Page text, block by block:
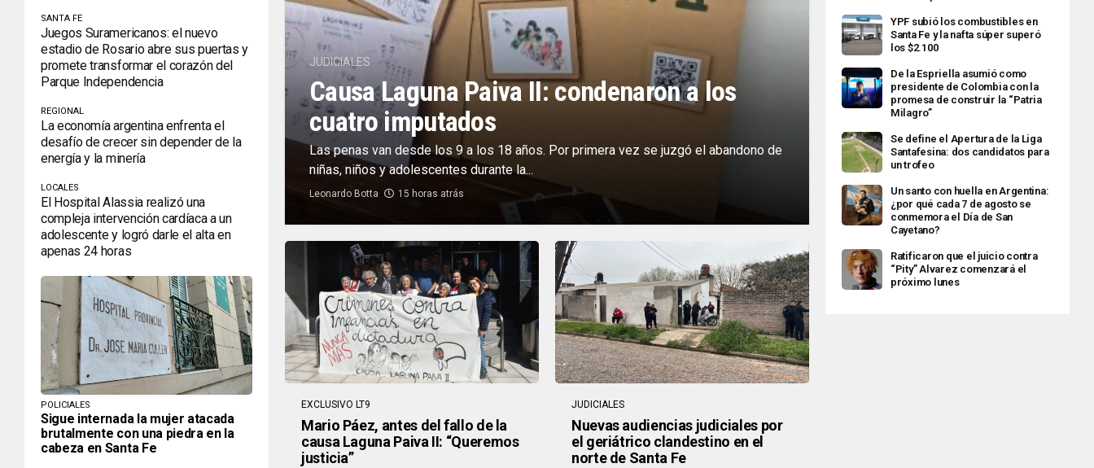
JUDICIALES
Causa Laguna Paiva II: condenaron a los
cuatro imputados
Las penas van desde los 9 a los 18 años. Por primera vez se juzgó el abandono de
niñas, niños y adolescentes durante la...
Leonardo Botta 15 horas atrás
EXCLUSIVO LT9
Mario Páez, antes del fallo de la
causa Laguna Paiva II: “Queremos
justicia”
JUDICIALES
Nuevas audiencias judiciales por
el geriátrico clandestino en el
norte de Santa Fe
SANTA FE
Juegos Suramericanos: el nuevo
estadio de Rosario abre sus puertas y
promete transformar el corazón del
Parque Independencia
REGIONAL
La economía argentina enfrenta el
desafío de crecer sin depender de la
energía y la minería
LOCALES
El Hospital Alassia realizó una
compleja intervención cardíaca a un
adolescente y logró darle el alta en
apenas 24 horas
POLICIALES
Sigue internada la mujer atacada
brutalmente con una piedra en la
cabeza en Santa Fe
YPF subió los combustibles en
Santa Fe y la nafta súper superó
los $2.100
De la Espriella asumió como
presidente de Colombia con la
promesa de construir la “Patria
Milagro”
Se define el Apertura de la Liga
Santafesina: dos candidatos para
un trofeo
Un santo con huella en Argentina:
¿por qué cada 7 de agosto se
conmemora el Día de San
Cayetano?
Ratificaron que el juicio contra
“Pity” Alvarez comenzará el
próximo lunes